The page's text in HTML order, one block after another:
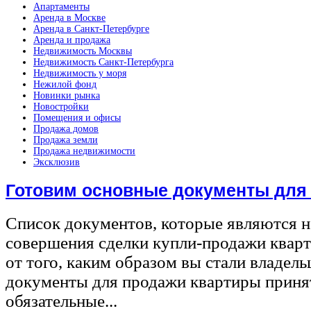
Апартаменты
Аренда в Москве
Аренда в Санкт-Петербурге
Аренда и продажа
Недвижимость Москвы
Недвижимость Санкт-Петербурга
Недвижимость у моря
Нежилой фонд
Новинки рынка
Новостройки
Помещения и офисы
Продажа домов
Продажа земли
Продажа недвижимости
Эксклюзив
Готовим основные документы
Список документов, которые являются
совершения сделки купли-продажи
от того, каким образом вы стали
документы для продажи квартиры
обязательные...